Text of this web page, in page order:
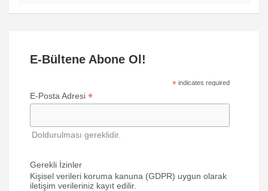
E-Bültene Abone Ol!
* indicates required
E-Posta Adresi *
Doldurulması gereklidir.
Gerekli İzinler
Kişisel verileri koruma kanuna (GDPR) uygun olarak
iletişim verileriniz kayıt edilir.